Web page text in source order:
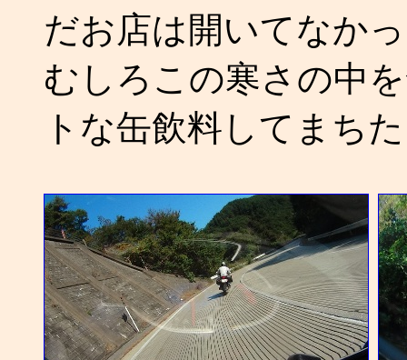
だお店は開いてなか
むしろこの寒さの中
トな缶飲料してまち